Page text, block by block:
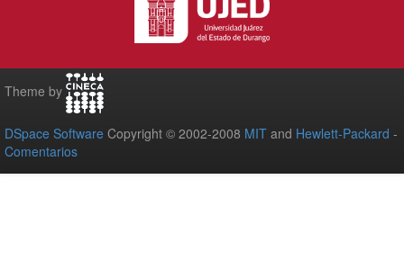
Theme by
DSpace Software Copyright © 2002-2008 MIT and Hewlett-Packard -
Comentarios